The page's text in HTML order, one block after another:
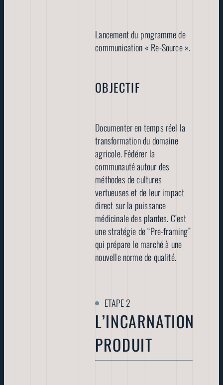
Lancement du programme de
communication « Re-Source ».
OBJECTIF
Documenter en temps réel la
transformation du domaine
agricole. Fédérer la
communauté autour des
méthodes de cultures
vertueuses et de leur impact
direct sur la puissance
médicinale des plantes. C’est
une stratégie de “Pre-framing”
qui prépare le marché à une
nouvelle norme de qualité.
L’INCARNATION
PRODUIT